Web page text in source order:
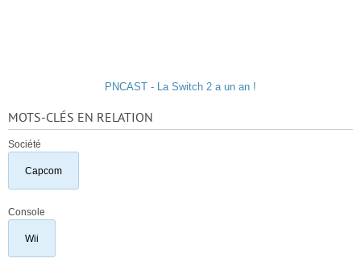
PNCAST - La Switch 2 a un an !
MOTS-CLÉS EN RELATION
Société
Capcom
Console
Wii